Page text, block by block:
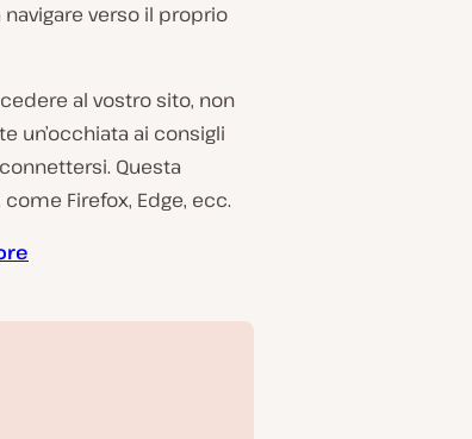
verso il proprio
al vostro sito, non
un’occhiata ai consigli
Questa
Firefox, Edge, ecc.